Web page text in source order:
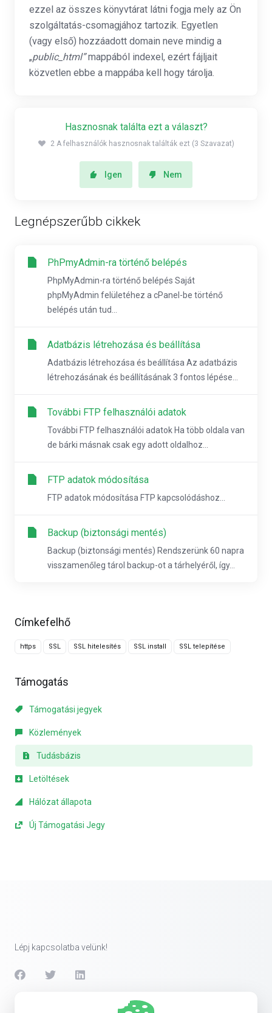
Címkefelhő
https SSL SSL hitelesítés SSL install SSL telepítése
Támogatás
Támogatási jegyek
Közlemények
Tudásbázis
Letöltések
Hálózat állapota
Új Támogatási Jegy
ezzel az összes könyvtárat látni fogja mely az Ön
szolgáltatás-csomagjához tartozik. Egyetlen
(vagy első) hozzáadott domain neve mindig a
„public_html”mappából indexel, ezért fájljait
közvetlen ebbe a mappába kell hogy tárolja.
Hasznosnak találta ezt a választ?
2 A felhasználók hasznosnak találták ezt (3 Szavazat)
Igen Nem
Legnépszerűbb cikkek
PhPmyAdmin-ra történő belépés
PhpMyAdmin-ra történő belépés Saját
phpMyAdmin felületéhez a cPanel-be történő
belépés után tud...
Adatbázis létrehozása és beállítása
Adatbázis létrehozása és beállítása Az adatbázis
létrehozásának és beállításának 3 fontos lépése...
További FTP felhasználói adatok
További FTP felhasználói adatok Ha több oldala van
de bárki másnak csak egy adott oldalhoz...
FTP adatok módosítása
FTP adatok módosítása FTP kapcsolódáshoz...
Backup (biztonsági mentés)
Backup (biztonsági mentés) Rendszerünk 60 napra
visszamenőleg tárol backup-ot a tárhelyéről, így...
Lépj kapcsolatba velünk!